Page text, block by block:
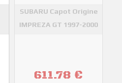
SUBARU Capot Origine
IMPREZA GT 1997-2000
611.78 €